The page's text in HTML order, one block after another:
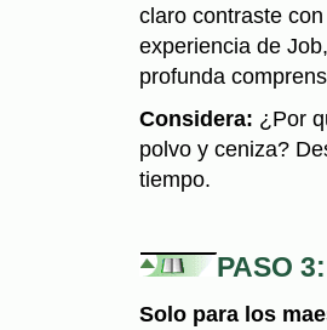
claro contraste
experiencia de
profunda
Considera: ¿Por
polvo y ceni­za?
tiempo.
PASO
Solo para los